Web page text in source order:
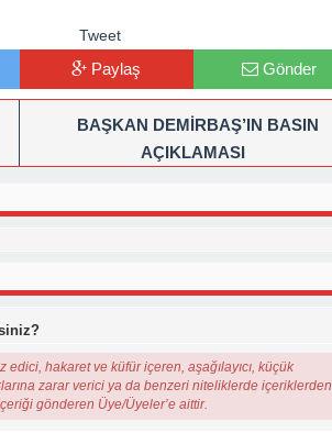
Tweet
Paylaş Gönder
BAŞKAN DEMİRBAŞ’IN BASIN
AÇIKLAMASI
edici, hakaret ve küfür içeren, aşağılayıcı, küçük
zarar verici ya da benzeri niteliklerde içeriklerden
gönderen Üye/Üyeler’e aittir.